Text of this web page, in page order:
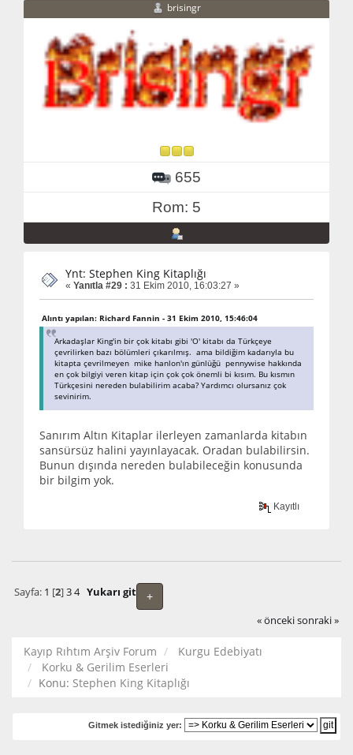
brisingr
655
Rom: 5
Ynt: Stephen King Kitaplığı
« Yanıtla #29 : 31 Ekim 2010, 16:03:27 »
Alıntı yapılan: Richard Fannin - 31 Ekim 2010, 15:46:04
Arkadaşlar King'in bir çok kitabı gibi 'O' kitabı da Türkçeye
çevrilirken bazı bölümleri çıkarılmış. ama bildiğim kadarıyla bu
kitapta çevrilmeyen mike hanlon'ın günlüğü pennywise hakkında
en çok bilgiyi veren kitap için çok çok önemli bi kısım. Bu kısmın
Türkçesini nereden bulabilirim acaba? Yardımcı olursanız çok
sevinirim.
Sanırım Altın Kitaplar ilerleyen zamanlarda kitabın
sansürsüz halini yayınlayacak. Oradan bulabilirsin.
Bunun dışında nereden bulabileceğin konusunda
bir bilgim yok.
Kayıtlı
+
Sayfa: 1 [2]3 4 Yukarı git
« önceki sonraki »
Kayıp Rıhtım Arşiv Forum
Kurgu Edebiyatı
Korku & Gerilim Eserleri
Konu: Stephen King Kitaplığı
Gitmek istediğiniz yer: